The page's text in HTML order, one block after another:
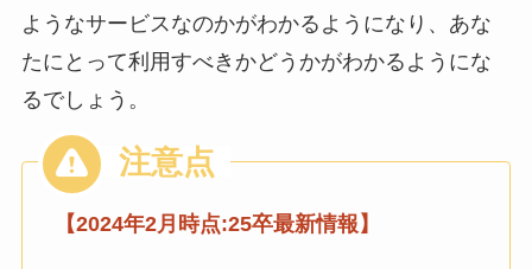
ようなサービスなのかがわかるようになり、あな
たにとって利用すべきかどうかがわかるようにな
るでしょう。
【2024年2月時点:25卒最新情報】